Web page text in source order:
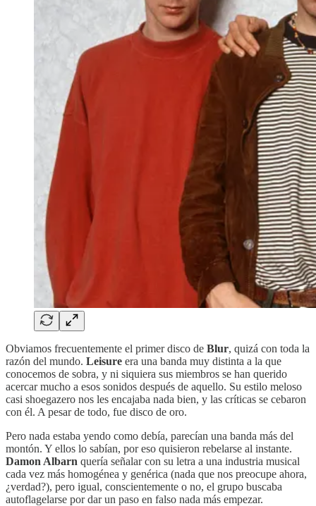
Obviamos frecuentemente el primer disco de Blur, quizá con toda la
razón del mundo. Leisure era una banda muy distinta a la que
conocemos de sobra, y ni siquiera sus miembros se han querido
acercar mucho a esos sonidos después de aquello. Su estilo meloso
casi shoegazero nos les encajaba nada bien, y las críticas se cebaron
con él. A pesar de todo, fue disco de oro.
Pero nada estaba yendo como debía, parecían una banda más del
montón. Y ellos lo sabían, por eso quisieron rebelarse al instante.
Damon Albarn quería señalar con su letra a una industria musical
cada vez más homogénea y genérica (nada que nos preocupe ahora,
¿verdad?), pero igual, conscientemente o no, el grupo buscaba
autoflagelarse por dar un paso en falso nada más empezar.